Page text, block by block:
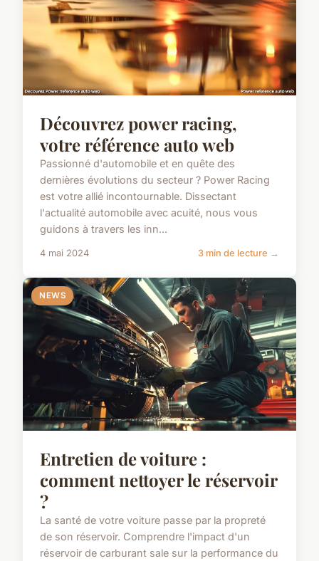
Découvrez power racing,
votre référence auto web
Passionné d'automobile et en quête des
dernières évolutions du secteur ? Power Racing
est votre allié incontournable. Dissectant
l'actualité automobile avec acuité, nous vous
guidons à travers les inn...
4 mai 2024 3 min de lecture →
NEWS
Entretien de voiture :
comment nettoyer le réservoir
?
La santé de votre voiture passe par la propreté
de son réservoir. Comprendre l'impact d'un
réservoir de carburant sale sur la performance du